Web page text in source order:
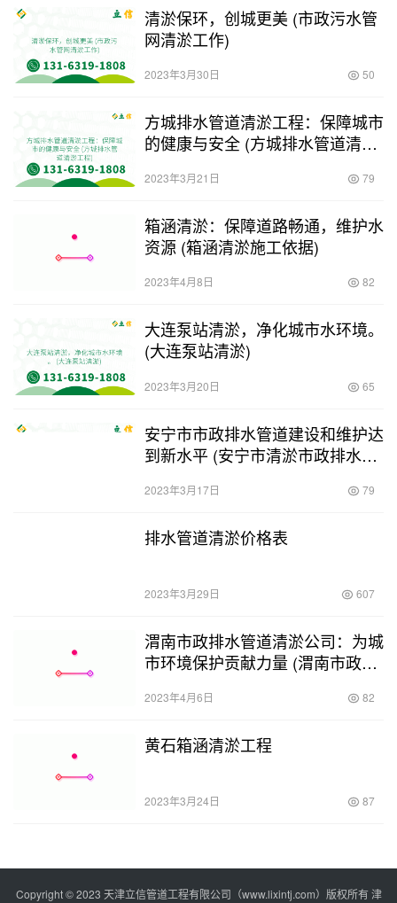
清淤保环，创城更美 (市政污水管
网清淤工作)
2023年3月30日 50
方城排水管道清淤工程：保障城市
的健康与安全 (方城排水管道清淤
2023年3月21日 79
箱涵清淤：保障道路畅通，维护水
资源 (箱涵清淤施工依据)
2023年4月8日 82
大连泵站清淤，净化城市水环境。
(大连泵站清淤)
2023年3月20日 65
安宁市市政排水管道建设和维护达
到新水平 (安宁市清淤市政排水管
2023年3月17日 79
排水管道清淤价格表
2023年3月29日 607
渭南市政排水管道清淤公司：为城
市环境保护贡献力量 (渭南市政排
2023年4月6日 82
黄石箱涵清淤工程
2023年3月24日 87
Copyright © 2023 天津立信管道工程有限公司（www.lixintj.com）版权所有津